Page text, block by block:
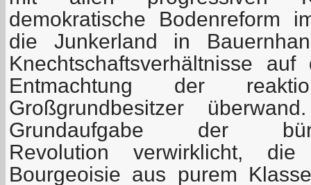
demokratische Bodenreform
die Junkerland in
Knechtschaftsverhältnisse
Entmachtung der
Großgrundbesitzer
Grundaufgabe der
Revolution verwirklicht,
Bourgeoisie aus purem